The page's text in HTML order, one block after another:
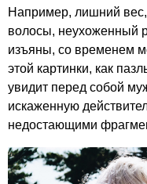
Например, лишний
волосы, неухоженный
изъяны, со временем
этой картинки, как
увидит перед собой
искаженную
недостающими